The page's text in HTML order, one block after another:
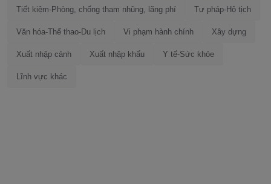
Tiết kiệm-Phòng, chống tham nhũng, lãng phí Tư pháp-Hộ tịch
Văn hóa-Thể thao-Du lịch Vi phạm hành chính Xây dựng
Xuất nhập cảnh Xuất nhập khẩu Y tế-Sức khỏe
Lĩnh vực khác